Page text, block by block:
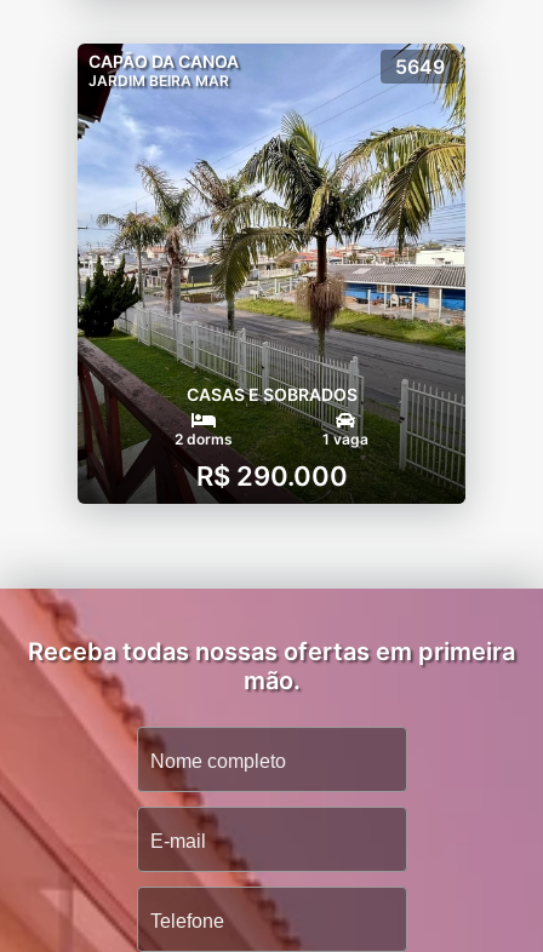
CAPÃO DA CANOA
JARDIM BEIRA MAR
5649
CASAS E SOBRADOS
2 dorms 1 vaga
R$ 290.000
Receba todas nossas ofertas em primeira
mão.